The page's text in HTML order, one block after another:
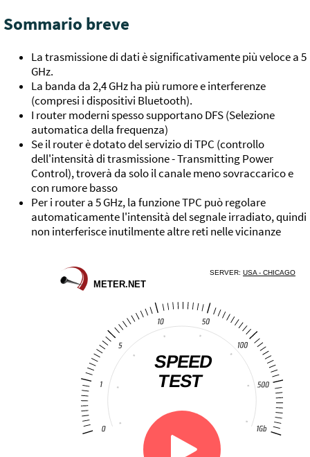
Sommario breve
La trasmissione di dati è significativamente più veloce a 5
GHz.
La banda da 2,4 GHz ha più rumore e interferenze
(compresi i dispositivi Bluetooth).
I router moderni spesso supportano DFS (Selezione
automatica della frequenza)
Se il router è dotato del servizio di TPC (controllo
dell'intensità di trasmissione - Transmitting Power
Control), troverà da solo il canale meno sovraccarico e
con rumore basso
Per i router a 5 GHz, la funzione TPC può regolare
automaticamente l'intensità del segnale irradiato, quindi
non interferisce inutilmente altre reti nelle vicinanze